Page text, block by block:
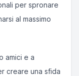
per spronare
al massimo
amici e a
creare una sfida